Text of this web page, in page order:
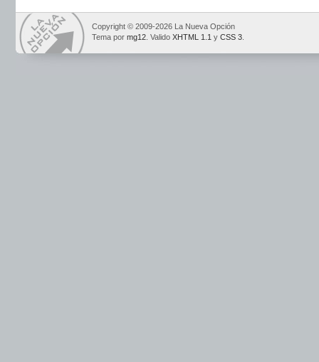
Copyright © 2009-2026 La Nueva Opción
Tema por mg12 . Valido XHTML 1.1 y CSS 3